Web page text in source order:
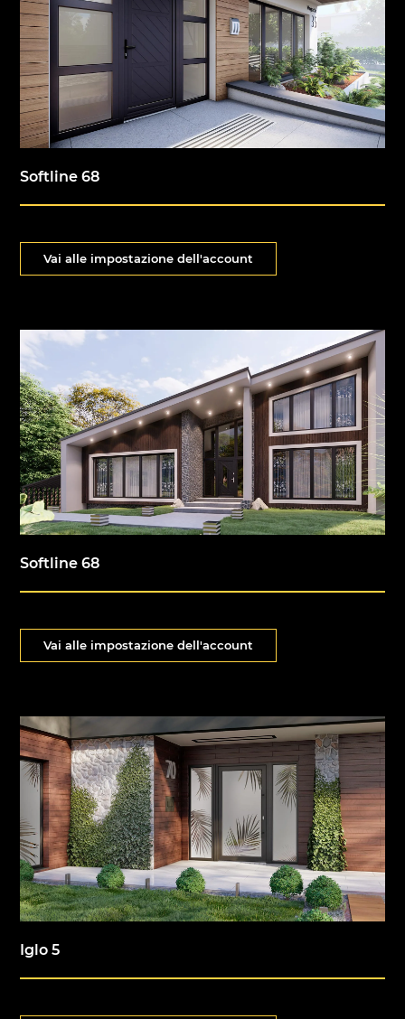
Softline 68
Vai alle impostazione dell'account
Softline 68
Vai alle impostazione dell'account
Iglo 5